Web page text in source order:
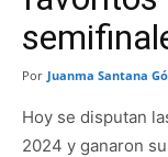
Por Juanma Santana
Hoy se disputan
2024 y ganaron